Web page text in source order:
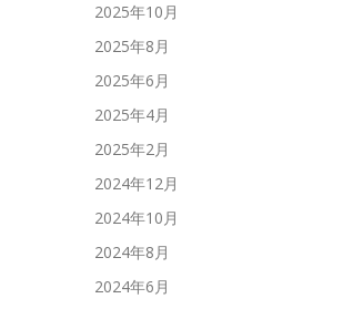
2025年10月
2025年8月
2025年6月
2025年4月
2025年2月
2024年12月
2024年10月
2024年8月
2024年6月